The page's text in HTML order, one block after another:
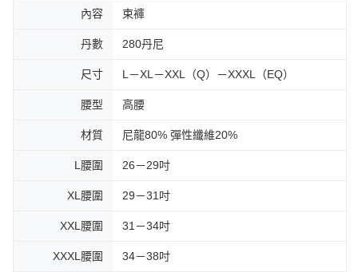
內容 束褲
丹數 280丹尼
尺寸 L－XL－XXL（Q）－XXXL（EQ）
腰型 高腰
材質 尼龍80% 彈性纖維20%
L腰圍 26－29吋
XL腰圍 29－31吋
XXL腰圍 31－34吋
XXXL腰圍 34－38吋